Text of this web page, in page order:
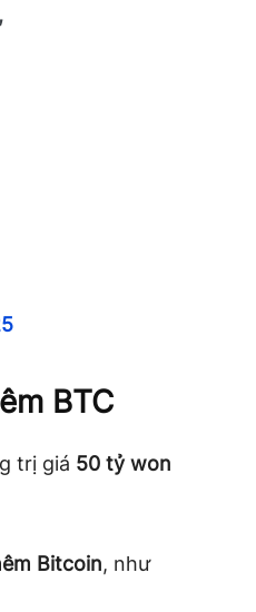
BTC
trị giá 50 tỷ won
Bitcoin, như